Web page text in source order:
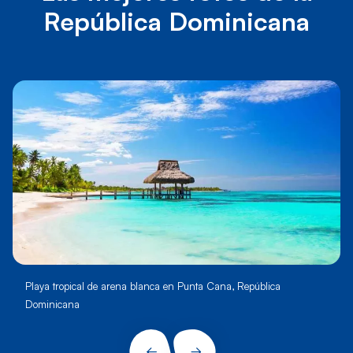
República Dominicana
Playa tropical de arena blanca en Punta Cana, República
Dominicana